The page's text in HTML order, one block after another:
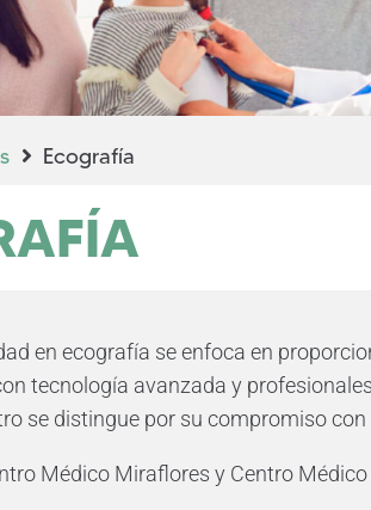
Ecografía
en ecografía se enfoca en
tecnología avanzada y
se distingue por su compromiso
Médico Miraflores y Centro Médico